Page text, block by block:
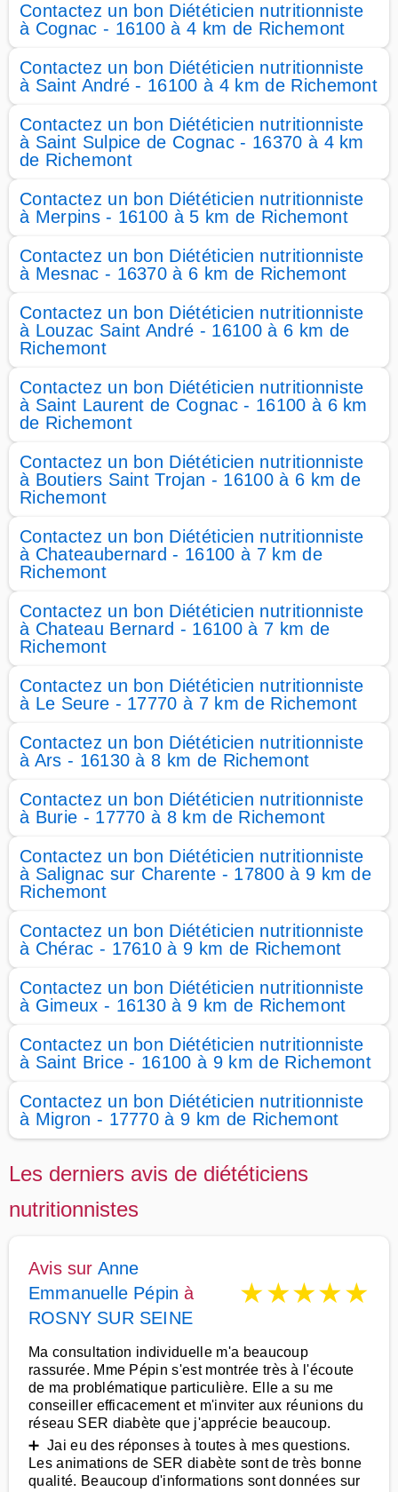
Contactez un bon Diététicien nutritionniste
à Cognac - 16100 à 4 km de Richemont
Contactez un bon Diététicien nutritionniste
à Saint André - 16100 à 4 km de Richemont
Contactez un bon Diététicien nutritionniste
à Saint Sulpice de Cognac - 16370 à 4 km
de Richemont
Contactez un bon Diététicien nutritionniste
à Merpins - 16100 à 5 km de Richemont
Contactez un bon Diététicien nutritionniste
à Mesnac - 16370 à 6 km de Richemont
Contactez un bon Diététicien nutritionniste
à Louzac Saint André - 16100 à 6 km de
Richemont
Contactez un bon Diététicien nutritionniste
à Saint Laurent de Cognac - 16100 à 6 km
de Richemont
Contactez un bon Diététicien nutritionniste
à Boutiers Saint Trojan - 16100 à 6 km de
Richemont
Contactez un bon Diététicien nutritionniste
à Chateaubernard - 16100 à 7 km de
Richemont
Contactez un bon Diététicien nutritionniste
à Chateau Bernard - 16100 à 7 km de
Richemont
Contactez un bon Diététicien nutritionniste
à Le Seure - 17770 à 7 km de Richemont
Contactez un bon Diététicien nutritionniste
à Ars - 16130 à 8 km de Richemont
Contactez un bon Diététicien nutritionniste
à Burie - 17770 à 8 km de Richemont
Contactez un bon Diététicien nutritionniste
à Salignac sur Charente - 17800 à 9 km de
Richemont
Contactez un bon Diététicien nutritionniste
à Chérac - 17610 à 9 km de Richemont
Contactez un bon Diététicien nutritionniste
à Gimeux - 16130 à 9 km de Richemont
Contactez un bon Diététicien nutritionniste
à Saint Brice - 16100 à 9 km de Richemont
Contactez un bon Diététicien nutritionniste
à Migron - 17770 à 9 km de Richemont
Les derniers avis de diététiciens
nutritionnistes
Avis sur Anne
Emmanuelle Pépin à
ROSNY SUR SEINE
★★★★★
Ma consultation individuelle m'a beaucoup
rassurée. Mme Pépin s'est montrée très à l'écoute
de ma problématique particulière. Elle a su me
conseiller efficacement et m'inviter aux réunions du
réseau SER diabète que j'apprécie beaucoup.
➕ Jai eu des réponses à toutes à mes questions.
Les animations de SER diabète sont de très bonne
qualité. Beaucoup d'informations sont données sur